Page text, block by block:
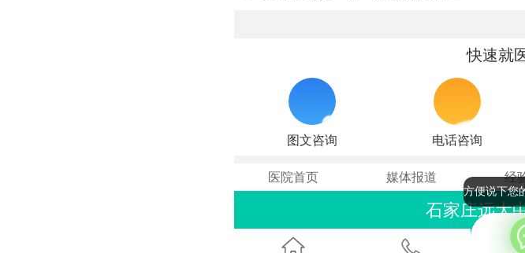
快速就
图文咨询 电话咨询
医院首页 媒体报道 经
石家庄远大
联系电话：
方便说下您